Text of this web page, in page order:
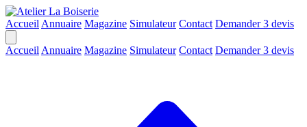
Accueil Annuaire Magazine Simulateur Contact Demander 3 devis
Accueil Annuaire Magazine Simulateur Contact Demander 3 devis